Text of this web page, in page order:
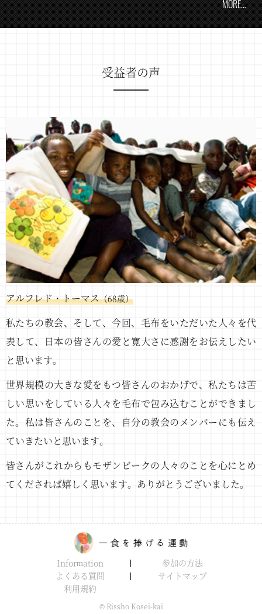
MORE…
受益者の声
アルフレド・トーマス（68歳）
私たちの教会、そして、今回、毛布をいただいた人々を代
表して、日本の皆さんの愛と寛大さに感謝をお伝えしたい
と思います。
世界規模の大きな愛をもつ皆さんのおかげで、私たちは苦
しい思いをしている人々を毛布で包み込むことができまし
た。私は皆さんのことを、自分の教会のメンバーにも伝え
ていきたいと思います。
皆さんがこれからもモザンビークの人々のことを心にとめ
てくだされば嬉しく思います。ありがとうございました。
Information
参加の方法
よくある質問
サイトマップ
利用規約
© Rissho Kosei-kai